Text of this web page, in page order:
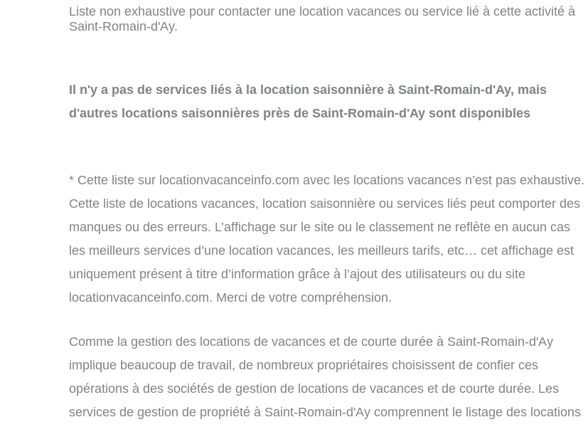
Liste non exhaustive pour contacter une location vacances ou service lié à cette activité à
Saint-Romain-d'Ay.
Il n'y a pas de services liés à la location saisonnière à Saint-Romain-d'Ay, mais
d'autres locations saisonnières près de Saint-Romain-d'Ay sont disponibles
* Cette liste sur locationvacanceinfo.com avec les locations vacances n’est pas exhaustive.
Cette liste de locations vacances, location saisonnière ou services liés peut comporter des
manques ou des erreurs. L’affichage sur le site ou le classement ne reflète en aucun cas
les meilleurs services d’une location vacances, les meilleurs tarifs, etc… cet affichage est
uniquement présent à titre d’information grâce à l’ajout des utilisateurs ou du site
locationvacanceinfo.com. Merci de votre compréhension.
Comme la gestion des locations de vacances et de courte durée à Saint-Romain-d'Ay
implique beaucoup de travail, de nombreux propriétaires choisissent de confier ces
opérations à des sociétés de gestion de locations de vacances et de courte durée. Les
services de gestion de propriété à Saint-Romain-d'Ay comprennent le listage des locations